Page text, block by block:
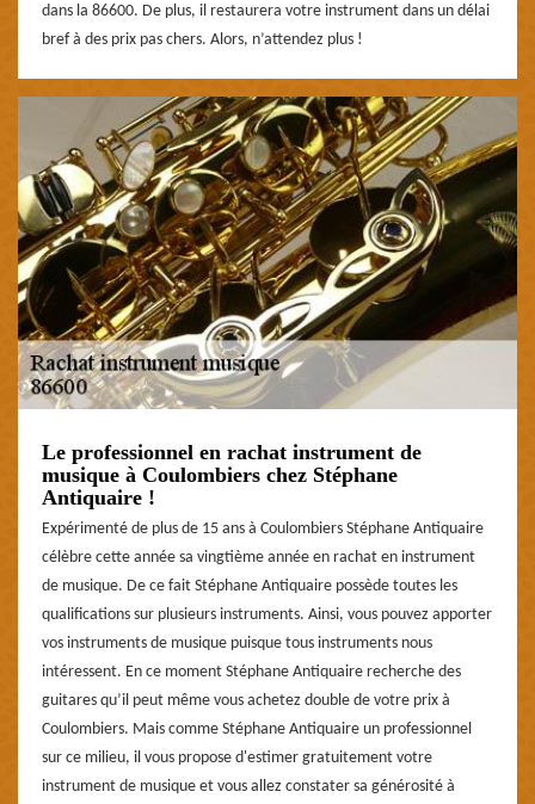
dans la 86600. De plus, il restaurera votre instrument dans un délai
bref à des prix pas chers. Alors, n’attendez plus !
Le professionnel en rachat instrument de
musique à Coulombiers chez Stéphane
Antiquaire !
Expérimenté de plus de 15 ans à Coulombiers Stéphane Antiquaire
célèbre cette année sa vingtième année en rachat en instrument
de musique. De ce fait Stéphane Antiquaire possède toutes les
qualifications sur plusieurs instruments. Ainsi, vous pouvez apporter
vos instruments de musique puisque tous instruments nous
intéressent. En ce moment Stéphane Antiquaire recherche des
guitares qu’il peut même vous achetez double de votre prix à
Coulombiers. Mais comme Stéphane Antiquaire un professionnel
sur ce milieu, il vous propose d'estimer gratuitement votre
instrument de musique et vous allez constater sa générosité à